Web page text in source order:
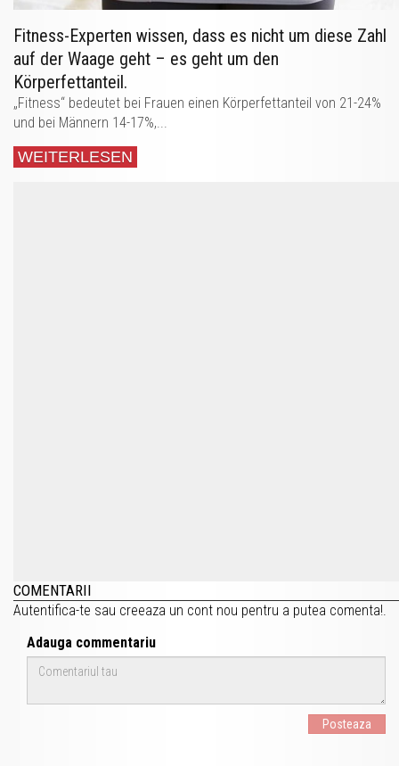
Fitness-Experten wissen, dass es nicht um diese Zahl
auf der Waage geht – es geht um den
Körperfettanteil.
„Fitness“ bedeutet bei Frauen einen Körperfettanteil von 21-24%
und bei Männern 14-17%,...
WEITERLESEN
COMENTARII
Autentifica-te sau creeaza un cont nou pentru a putea comenta!.
Adauga commentariu
Posteaza